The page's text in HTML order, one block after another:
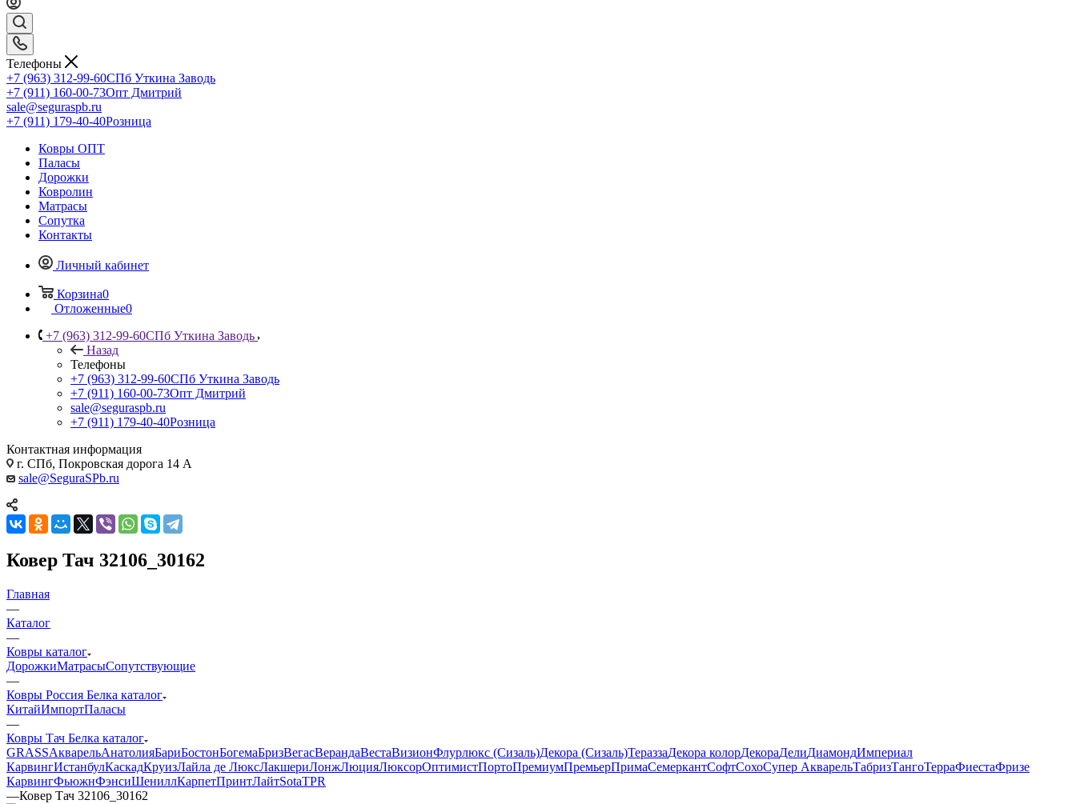
Телефоны
+7 (963) 312-99-60СПб Уткина Заводь
+7 (911) 160-00-73Опт Дмитрий
sale@seguraspb.ru
+7 (911) 179-40-40Розница
Ковры ОПТ
Паласы
Дорожки
Ковролин
Матрасы
Сопутка
Контакты
Личный кабинет
Корзина0
Отложенные0
+7 (963) 312-99-60СПб Уткина Заводь
Назад
Телефоны
+7 (963) 312-99-60СПб Уткина Заводь
+7 (911) 160-00-73Опт Дмитрий
sale@seguraspb.ru
+7 (911) 179-40-40Розница
Контактная информация
г. СПб, Покровская дорога 14 А
sale@SeguraSPb.ru
Ковер Тач 32106_30162
Главная
—
Каталог
—
Ковры каталог
ДорожкиМатрасыСопутствующие
—
Ковры Россия Белка каталог
КитайИмпортПаласы
—
Ковры Тач Белка каталог
GRASSАкварельАнатолияБариБостонБогемаБризВегасВерандаВестаВизионФлурлюкс (Сизаль)Декора (Сизаль)ТераззаДекора колорДекораДелиДиамондИмпериал
КарвингИстанбулКаскадКруизЛайла де ЛюксЛакшериЛонжЛюцияЛюксорОптимистПортоПремиумПремьерПримаСемеркантСофтСохоСупер АкварельТабризТангоТерраФиестаФризе
КарвингФьюжнФэнсиШениллКарпетПринтЛайтSotaTPR
—Ковер Тач 32106_30162